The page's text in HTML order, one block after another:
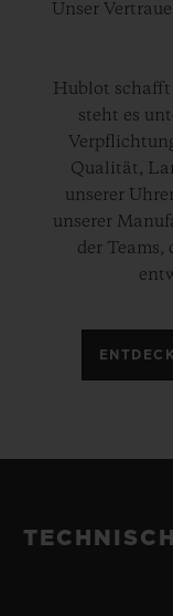
Unser
Hublot schafft
steht es
Qualität,
unserer
unserer
der